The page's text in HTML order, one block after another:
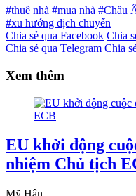
#thuê nhà #mua nhà #Châu
#xu hướng dịch chuyển
Chia sẻ qua Facebook Chia
Chia sẻ qua Telegram Chia
Xem thêm
EU khởi động
nhiệm Chủ tịch